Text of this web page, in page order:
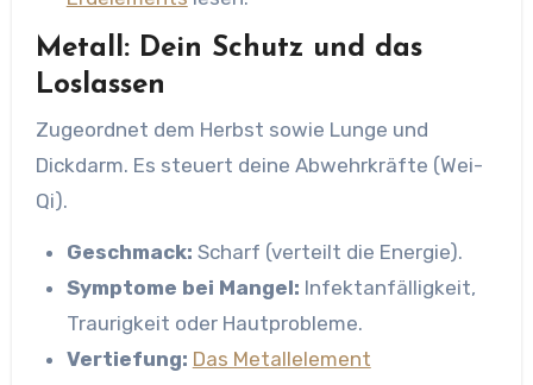
Metall: Dein Schutz und das
Loslassen
Zugeordnet dem Herbst sowie Lunge und
Dickdarm. Es steuert deine Abwehrkräfte (Wei-
Qi).
Geschmack: Scharf (verteilt die Energie).
Symptome bei Mangel: Infektanfälligkeit,
Traurigkeit oder Hautprobleme.
Vertiefung: Das Metallelement